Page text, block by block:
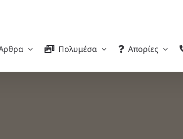
Πολυμέσα Απορίες